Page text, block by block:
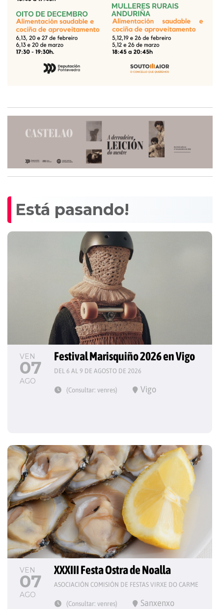
Está pasando!
VEN
07
AGO
Festival Marisquiño 2026 en Vigo
DEL 6 AL 9 DE AGOSTO DE 2026
(Consultar: venres) Vigo
VEN
07
AGO
XXXIII Festa Ostra de Noalla
ASOCIACIÓN COMISIÓN DE FESTAS VIRXE DO CARME
(Consultar: venres) Sanxenxo